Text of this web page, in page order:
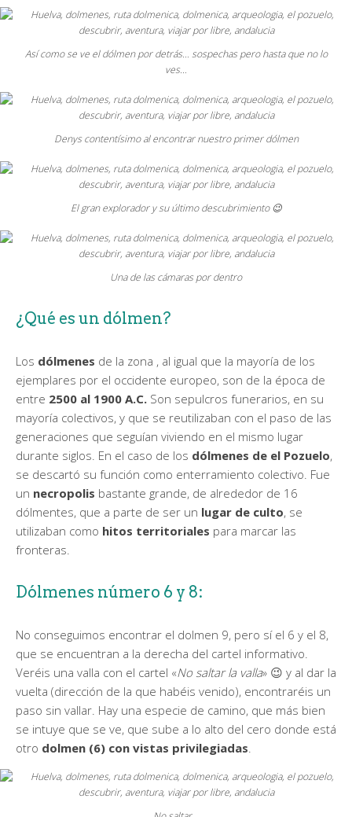
Así como se ve el dólmen por detrás… sospechas pero hasta que no lo
ves…
Denys contentísimo al encontrar nuestro primer dólmen
El gran explorador y su último descubrimiento 😉
Una de las cámaras por dentro
¿Qué es un dólmen?
Los dólmenes de la zona , al igual que la mayoría de los
ejemplares por el occidente europeo, son de la época de
entre 2500 al 1900 A.C. Son sepulcros funerarios, en su
mayoría colectivos, y que se reutilizaban con el paso de las
generaciones que seguían viviendo en el mismo lugar
durante siglos. En el caso de los dólmenes de el Pozuelo,
se descartó su función como enterramiento colectivo. Fue
un necropolis bastante grande, de alrededor de 16
dólmentes, que a parte de ser un lugar de culto, se
utilizaban como hitos territoriales para marcar las
fronteras.
Dólmenes número 6 y 8:
No conseguimos encontrar el dolmen 9, pero sí el 6 y el 8,
que se encuentran a la derecha del cartel informativo.
Veréis una valla con el cartel «No saltar la valla» 😉 y al dar la
vuelta (dirección de la que habéis venido), encontraréis un
paso sin vallar. Hay una especie de camino, que más bien
se intuye que se ve, que sube a lo alto del cero donde está
otro dolmen (6) con vistas privilegiadas